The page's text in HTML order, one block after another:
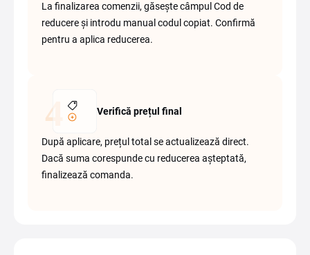
La finalizarea comenzii, găsește câmpul Cod de
reducere și introdu manual codul copiat. Confirmă
pentru a aplica reducerea.
Verifică prețul final
După aplicare, prețul total se actualizează direct.
Dacă suma corespunde cu reducerea așteptată,
finalizează comanda.